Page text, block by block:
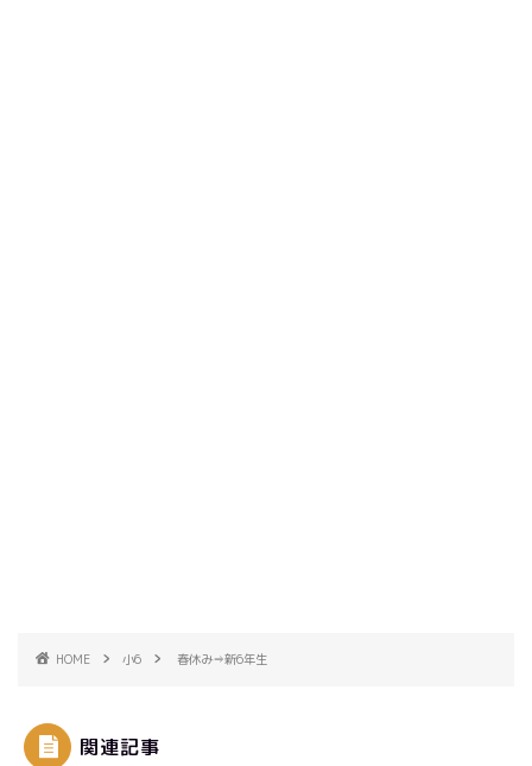
HOME 小6 春休み⇒新6年生
関連記事